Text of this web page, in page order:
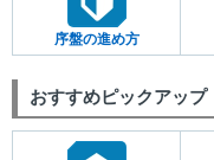
序盤の進め方
おすすめピックアップ